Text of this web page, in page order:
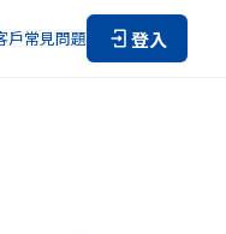
戶常見問題 登入